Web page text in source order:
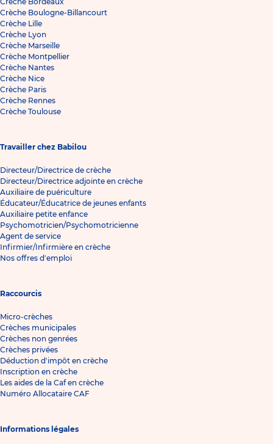
Crèche Boulogne-Billancourt
Crèche Lille
Crèche Lyon
Crèche Marseille
Crèche Montpellier
Crèche Nantes
Crèche Nice
Crèche Paris
Crèche Rennes
Crèche Toulouse
Travailler chez Babilou
Directeur/Directrice de crèche
Directeur/Directrice adjointe en crèche
Auxiliaire de puériculture
Éducateur/Éducatrice de jeunes enfants
Auxiliaire petite enfance
Psychomotricien/Psychomotricienne
Agent de service
Infirmier/Infirmière en crèche
Nos offres d'emploi
Raccourcis
Micro-crèches
Crèches municipales
Crèches non genrées
Crèches privées
Déduction d'impôt en crèche
Inscription en crèche
Les aides de la Caf en crèche
Numéro Allocataire CAF
Informations légales